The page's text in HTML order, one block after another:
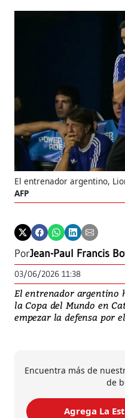
El entrenador argentino,
AFP
PorJean-Paul Francis
03/06/2026 11:38
El entrenador argentino
la Copa del Mundo en
empezar la defensa por
Encuentra más de
de
Agrega La